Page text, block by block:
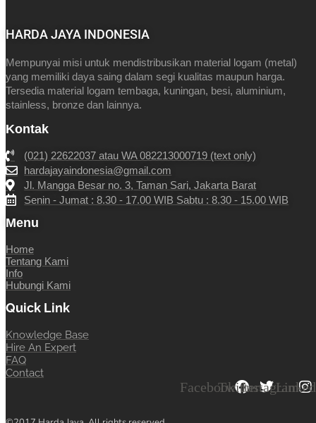
HARDA JAYA INDONESIA
Mempunyai misi untuk mendistribusikan material logam (metal)
yang memiliki daya saing dalam segi kualitas maupun harga.
Tersedia material logam tembaga, kuningan, besi, aluminium,
stainless, bronze dan lainnya.
Kontak
(021) 22622037 atau WA 082213000719 (text only)
hardajayaindonesia@gmail.com
Jl. Mangga Besar no. 3, Taman Sari, Jakarta Barat
Senin - Jumat : 8.30 - 17.00 WIB Sabtu : 8.30 - 15.00 WIB
Menu
Home
Tentang Kami
Info
Hubungi Kami
Quick Link
Knowledge Base
Hire An Expert
FAQ
Contact
FacebookTwitterInstagram